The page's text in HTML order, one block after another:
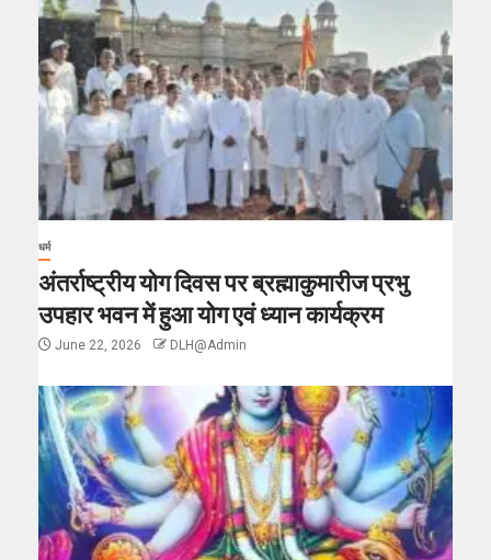
धर्म
अंतर्राष्ट्रीय योग दिवस पर ब्रह्माकुमारीज प्रभु
उपहार भवन में हुआ योग एवं ध्यान कार्यक्रम
June 22, 2026 DLH@Admin